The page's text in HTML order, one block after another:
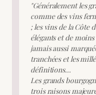
"Généralement les
comme des vins
; les vins de la Côte
élégants et de
jamais aussi
tranchées et les
définitions…
Les grands
trois raisons